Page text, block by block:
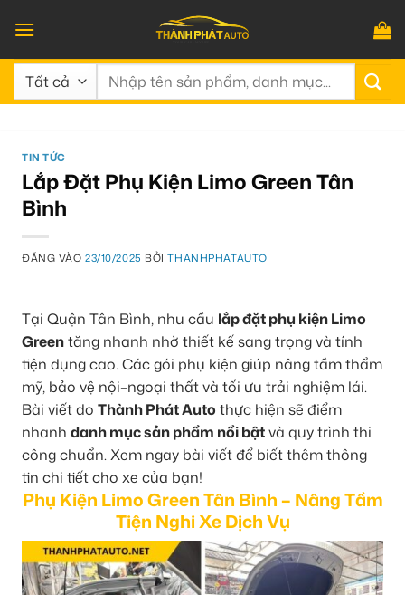
qua
nội
dung
Tìm
TIN TỨC
Lắp Đặt Phụ Kiện Limo Green Tân
Bình
ĐĂNG VÀO23/10/2025 BỞITHANHPHATAUTO
Tại Quận Tân Bình, nhu cầu lắp đặt phụ kiện Limo
Greentăng nhanh nhờ thiết kế sang trọng và tính
tiện dụng cao. Các gói phụ kiện giúp nâng tầm thẩm
mỹ, bảo vệ nội–ngoại thất và tối ưu trải nghiệm lái.
Bài viết do Thành Phát Auto thực hiện sẽ điểm
nhanh danh mục sản phẩm nổi bậtvà quy trình thi
công chuẩn. Xem ngay bài viết để biết thêm thông
tin chi tiết cho xe của bạn!
Phụ Kiện Limo Green Tân Bình – Nâng Tầm
Tiện Nghi Xe Dịch Vụ